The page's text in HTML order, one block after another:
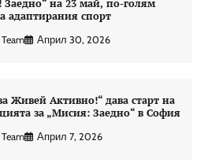
Заедно“ на 23 май, по-голям
адаптирания спорт
Април 30, 2026
Живей Активно!“ дава старт на
за „Мисия: Заедно“ в София
Април 7, 2026